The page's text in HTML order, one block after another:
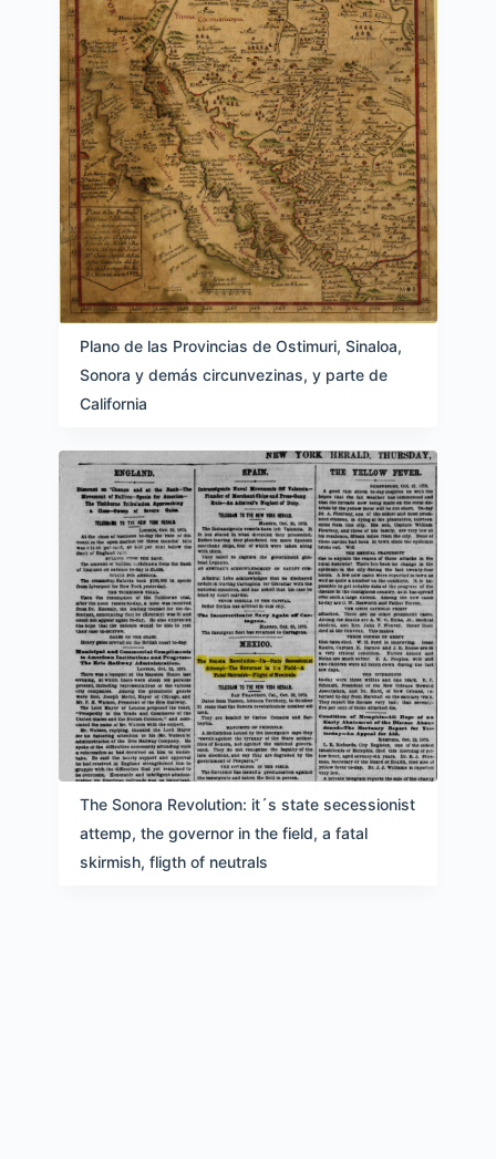
Plano de las Provincias de Ostimuri, Sinaloa,
Sonora y demás circunvezinas, y parte de
California
The Sonora Revolution: it´s state secessionist
attemp, the governor in the field, a fatal
skirmish, fligth of neutrals